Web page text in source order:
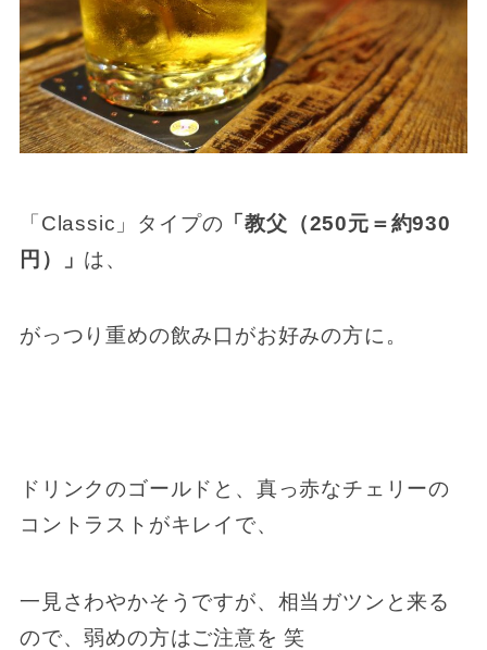
「Classic」タイプの 「教父（250元＝約930
円）」 は、
がっつり重めの飲み口がお好みの方に。
ドリンクのゴールドと、真っ赤なチェリーの
コントラストがキレイで、
一見さわやかそうですが、相当ガツンと来る
ので、弱めの方はご注意を 笑